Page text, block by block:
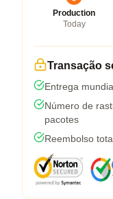
Production
Today
Transação
Entrega
Número de
pacotes
Reembolso